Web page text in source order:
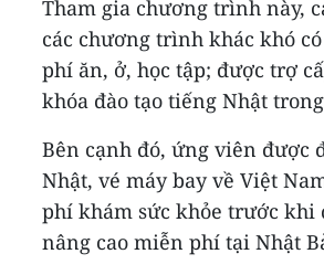
Tham gia chương trình này,
các chương trình khác khó
phí ăn, ở, học tập; được trợ
khóa đào tạo tiếng Nhật
Bên cạnh đó, ứng viên được
Nhật, vé máy bay về Việt
phí khám sức khỏe trước khi
nâng cao miễn phí tại Nhật